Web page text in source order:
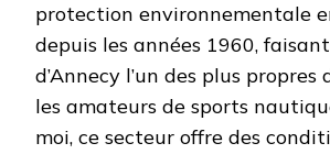
protection environnementale
depuis les années 1960,
d’Annecy l’un des plus propres
les amateurs de sports
moi, ce secteur offre des